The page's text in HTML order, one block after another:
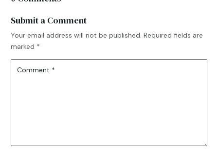
Submit a Comment
Your email address will not be published. Required fields are
marked *